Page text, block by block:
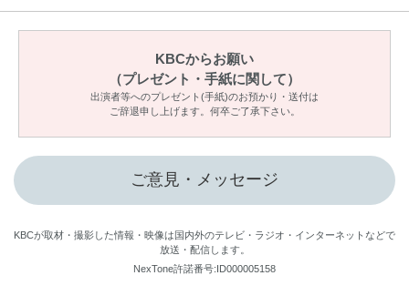
KBCからお願い
（プレゼント・手紙に関して）
出演者等へのプレゼント(手紙)のお預かり・送付は
ご辞退申し上げます。何卒ご了承下さい。
ご意見・メッセージ
KBCが取材・撮影した情報・映像は国内外のテレビ・ラジオ・インターネットなどで
放送・配信します。
NexTone許諾番号:ID000005158